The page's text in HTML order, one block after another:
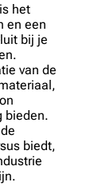
het
en een
bij je
van de
bieden.
biedt,